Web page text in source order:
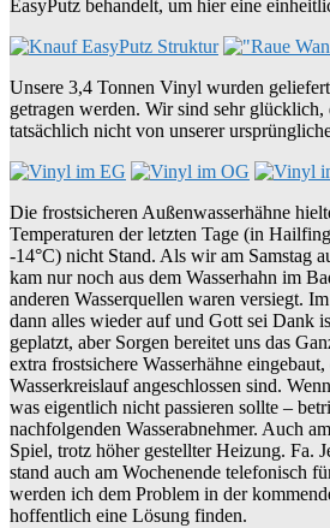
EasyPutz behandelt, um hier eine
Unsere 3,4 Tonnen Vinyl wurden
getragen werden. Wir sind sehr glücklich,
tatsächlich nicht von unserer
Die frostsicheren Außenwasserhähne
Temperaturen der letzten Tage (in
-14°C) nicht Stand. Als wir am Samstag
kam nur noch aus dem Wasserhahn im
anderen Wasserquellen waren versiegt.
dann alles wieder auf und Gott sei Dank
geplatzt, aber Sorgen bereitet uns das
extra frostsichere Wasserhähne
Wasserkreislauf angeschlossen sind.
was eigentlich nicht passieren sollte –
nachfolgenden Wasserabnehmer. Auch
Spiel, trotz höher gestellter Heizung. Fa.
stand auch am Wochenende telefonisch
werden ich dem Problem in der
hoffentlich eine Lösung finden.